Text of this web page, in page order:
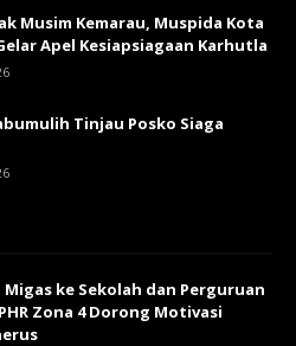
Musim Kemarau, Muspida Kota
Apel Kesiapsiagaan Karhutla
Tinjau Posko Siaga
Migas ke Sekolah dan Perguruan
Zona 4 Dorong Motivasi